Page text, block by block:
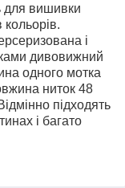
для вишивки
кольорів.
і
дивовижний
одного мотка
ниток 48
підходять
і багато